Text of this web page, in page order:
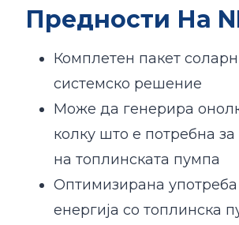
Предности На
Комплетен пакет
системско решение
Може да генерира
колку што е потребна
на топлинската пумпа
Оптимизирана употреба
енергија со топлинска